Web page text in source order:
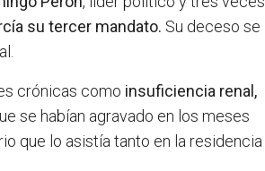
su tercer mandato. Su deceso se
crónicas como insuficiencia renal,
se habían agravado en los meses
que lo asistía tanto en la residencia